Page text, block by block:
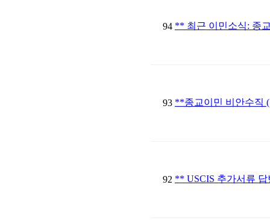
94 ** 최근 이민소식: 종
93 **종교이민 비안수직
92 ** USCIS 추가서류